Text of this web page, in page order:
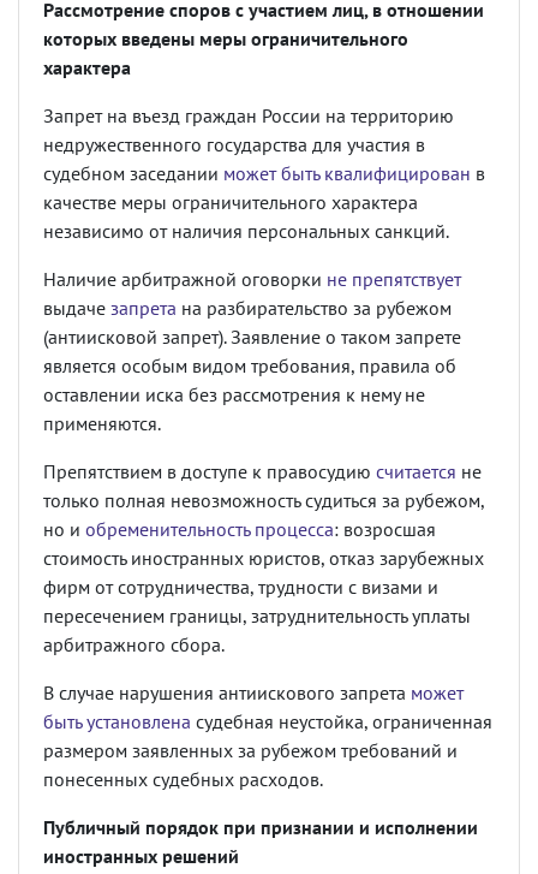
Рассмотрение споров с участием лиц, в отношении
которых введены меры ограничительного
характера
Запрет на въезд граждан России на территорию
недружественного государства для участия в
судебном заседании может быть квалифицирован в
качестве меры ограничительного характера
независимо от наличия персональных санкций.
Наличие арбитражной оговорки не препятствует
выдаче запрета на разбирательство за рубежом
(антиисковой запрет). Заявление о таком запрете
является особым видом требования, правила об
оставлении иска без рассмотрения к нему не
применяются.
Препятствием в доступе к правосудию считается не
только полная невозможность судиться за рубежом,
но и обременительность процесса: возросшая
стоимость иностранных юристов, отказ зарубежных
фирм от сотрудничества, трудности с визами и
пересечением границы, затруднительность уплаты
арбитражного сбора.
В случае нарушения антиискового запрета может
быть установлена судебная неустойка, ограниченная
размером заявленных за рубежом требований и
понесенных судебных расходов.
Публичный порядок при признании и исполнении
иностранных решений